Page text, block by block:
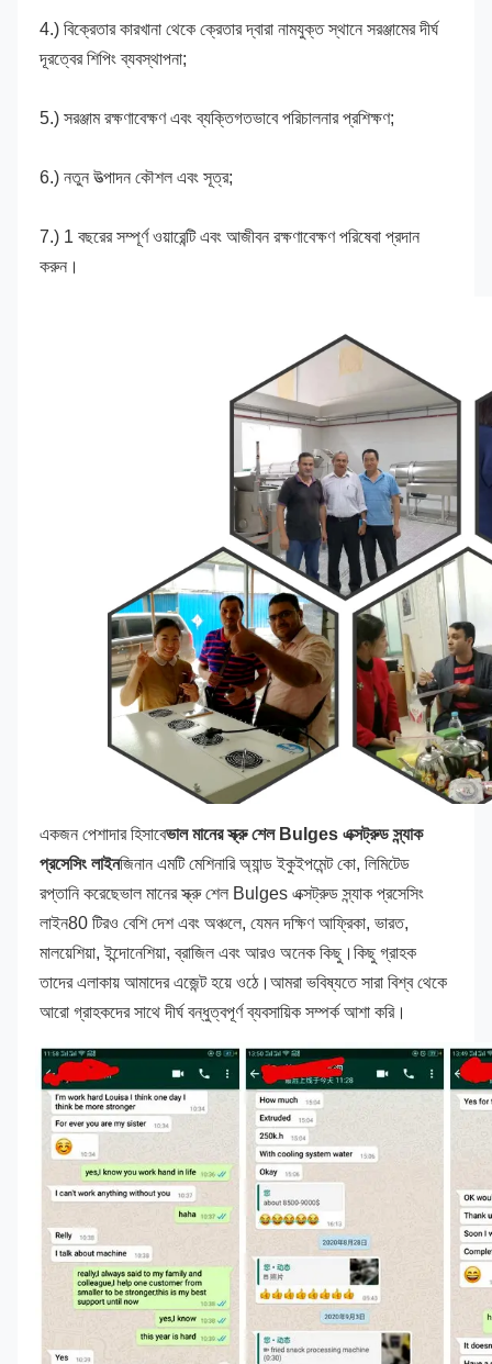
4.) বিক্রেতার কারখানা থেকে ক্রেতার দ্বারা নামযুক্ত স্থানে সরঞ্জামের দীর্ঘ
দূরত্বের শিপিং ব্যবস্থাপনা;
5.) সরঞ্জাম রক্ষণাবেক্ষণ এবং ব্যক্তিগতভাবে পরিচালনার প্রশিক্ষণ;
6.) নতুন উত্পাদন কৌশল এবং সূত্র;
7.) 1 বছরের সম্পূর্ণ ওয়ারেন্টি এবং আজীবন রক্ষণাবেক্ষণ পরিষেবা প্রদান
করুন।
একজন পেশাদার হিসাবেভাল মানের স্ক্রু শেল Bulges এক্সট্রুড স্ন্যাক
প্রসেসিং লাইনজিনান এমটি মেশিনারি অ্যান্ড ইকুইপমেন্ট কো, লিমিটেড
রপ্তানি করেছেভাল মানের স্ক্রু শেল Bulges এক্সট্রুড স্ন্যাক প্রসেসিং
লাইন80 টিরও বেশি দেশ এবং অঞ্চলে, যেমন দক্ষিণ আফ্রিকা, ভারত,
মালয়েশিয়া, ইন্দোনেশিয়া, ব্রাজিল এবং আরও অনেক কিছু।কিছু গ্রাহক
তাদের এলাকায় আমাদের এজেন্ট হয়ে ওঠে।আমরা ভবিষ্যতে সারা বিশ্ব থেকে
আরো গ্রাহকদের সাথে দীর্ঘ বন্ধুত্বপূর্ণ ব্যবসায়িক সম্পর্ক আশা করি।